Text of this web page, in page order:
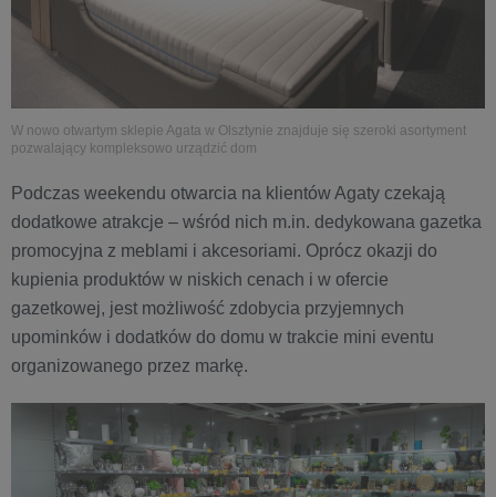
W nowo otwartym sklepie Agata w Olsztynie znajduje się szeroki asortyment
pozwalający kompleksowo urządzić dom
Podczas weekendu otwarcia na klientów Agaty czekają
dodatkowe atrakcje – wśród nich m.in. dedykowana gazetka
promocyjna z meblami i akcesoriami. Oprócz okazji do
kupienia produktów w niskich cenach i w ofercie
gazetkowej, jest możliwość zdobycia przyjemnych
upominków i dodatków do domu w trakcie mini eventu
organizowanego przez markę.